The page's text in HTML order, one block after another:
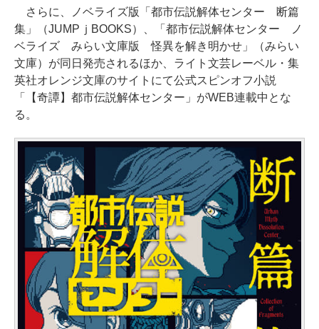
さらに、ノベライズ版「都市伝説解体センター 断篇
集」（JUMPｊBOOKS）、「都市伝説解体センター ノ
ベライズ みらい文庫版 怪異を解き明かせ」（みらい
文庫）が同日発売されるほか、ライト文芸レーベル・集
英社オレンジ文庫のサイトにて公式スピンオフ小説
「【奇譚】都市伝説解体センター」がWEB連載中とな
る。